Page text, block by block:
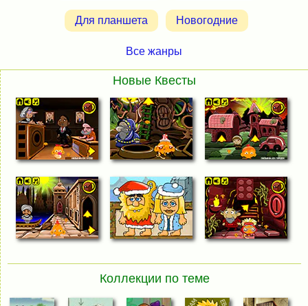
Для планшета Новогодние
Все жанры
Новые Квесты
Коллекции по теме